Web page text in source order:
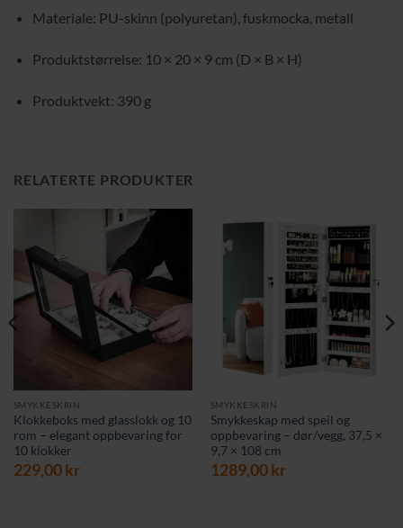
Materiale: PU-skinn (polyuretan), fuskmocka, metall
Produktstørrelse: 10 × 20 × 9 cm (D × B × H)
Produktvekt: 390 g
RELATERTE PRODUKTER
SMYKKESKRIN
Klokkeboks med glasslokk og 10
rom – elegant oppbevaring for
10 klokker
229,00kr
SMYKKESKRIN
Smykkeskap med speil og
oppbevaring – dør/vegg, 37,5 ×
9,7 × 108 cm
1289,00kr